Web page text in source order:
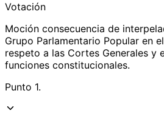
Votación
Moción consecuencia de
Grupo Parlamentario Popular en
respeto a las Cortes Generales y
funciones constitucionales.
Punto 1.